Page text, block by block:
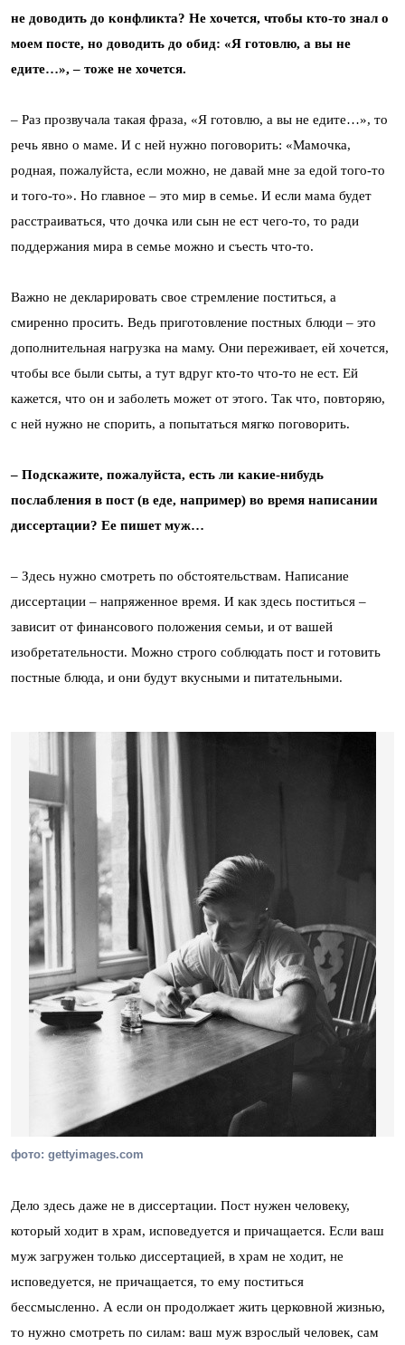
не доводить до конфликта? Не хочется, чтобы кто-то знал о
моем посте, но доводить до обид: «Я готовлю, а вы не
едите…», – тоже не хочется.
– Раз прозвучала такая фраза, «Я готовлю, а вы не едите…», то
речь явно о маме. И с ней нужно поговорить: «Мамочка,
родная, пожалуйста, если можно, не давай мне за едой того-то
и того-то». Но главное – это мир в семье. И если мама будет
расстраиваться, что дочка или сын не ест чего-то, то ради
поддержания мира в семье можно и съесть что-то.
Важно не декларировать свое стремление поститься, а
смиренно просить. Ведь приготовление постных блюди – это
дополнительная нагрузка на маму. Они переживает, ей хочется,
чтобы все были сыты, а тут вдруг кто-то что-то не ест. Ей
кажется, что он и заболеть может от этого. Так что, повторяю,
с ней нужно не спорить, а попытаться мягко поговорить.
– Подскажите, пожалуйста, есть ли какие-нибудь
послабления в пост (в еде, например) во время написании
диссертации? Ее пишет муж…
– Здесь нужно смотреть по обстоятельствам. Написание
диссертации – напряженное время. И как здесь поститься –
зависит от финансового положения семьи, и от вашей
изобретательности. Можно строго соблюдать пост и готовить
постные блюда, и они будут вкусными и питательными.
фото: gettyimages.com
Дело здесь даже не в диссертации. Пост нужен человеку,
который ходит в храм, исповедуется и причащается. Если ваш
муж загружен только диссертацией, в храм не ходит, не
исповедуется, не причащается, то ему поститься
бессмысленно. А если он продолжает жить церковной жизнью,
то нужно смотреть по силам: ваш муж взрослый человек, сам